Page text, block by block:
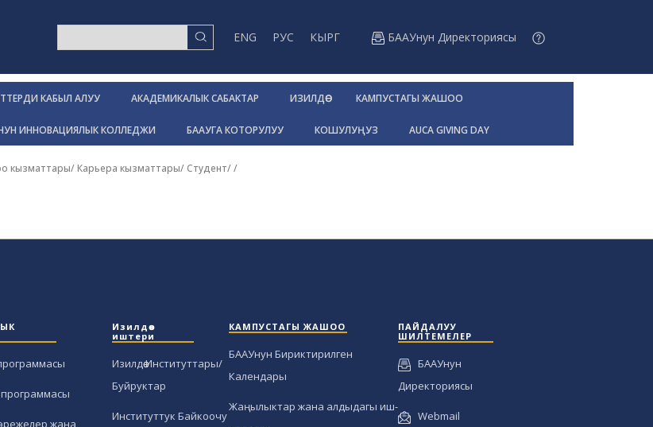
ENG РУС КЫРГ БААУнун Директориясы
КАБЫЛ АЛУУ АКАДЕМИКАЛЫК САБАКТАР ИЗИЛДӨӨ КАМПУСТАГЫ ЖАШОО
ИННОВАЦИЯЛЫК КОЛЛЕДЖИ БААУГА КОТОРУЛУУ КОШУЛУҢУЗ AUCA GIVING DAY
кызматтары/Карьера кызматтары/ Студент//
жана
Изилдөө
иштери
Изилдөө Институттары/
Буйруктар
Институттук Байкоочу
КАМПУСТАГЫ ЖАШОО
БААУнун Бириктирилген
Календары
Жаңылыктар жана алдыдагы иш-
ПАЙДАЛУУ
ШИЛТЕМЕЛЕР
БААУнун
Директориясы
Webmail